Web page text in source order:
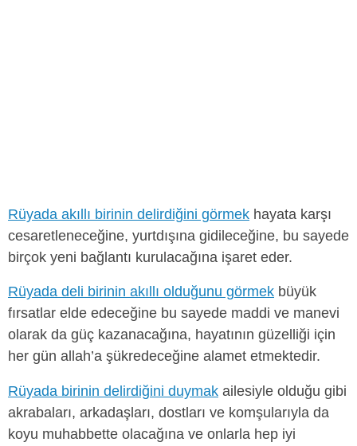
Rüyada akıllı birinin delirdiğini görmek hayata karşı
cesaretleneceğine, yurtdışına gidileceğine, bu sayede
birçok yeni bağlantı kurulacağına işaret eder.
Rüyada deli birinin akıllı olduğunu görmek büyük
fırsatlar elde edeceğine bu sayede maddi ve manevi
olarak da güç kazanacağına, hayatının güzelliği için
her gün allah’a şükredeceğine alamet etmektedir.
Rüyada birinin delirdiğini duymak ailesiyle olduğu gibi
akrabaları, arkadaşları, dostları ve komşularıyla da
koyu muhabbette olacağına ve onlarla hep iyi